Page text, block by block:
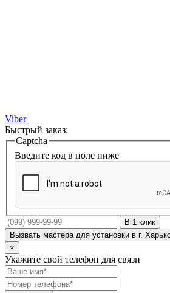
Viber
Быстрый заказ:
Captcha
Введите код в поле ниже
В 1 клик
Вызвать мастера для установки в г.
×
Укажите свой телефон для связи